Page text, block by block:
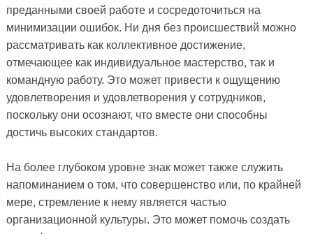
преданными своей работе и сосредоточиться на
минимизации ошибок. Ни дня без происшествий можно
рассматривать как коллективное достижение,
отмечающее как индивидуальное мастерство, так и
командную работу. Это может привести к ощущению
удовлетворения и удовлетворения у сотрудников,
поскольку они осознают, что вместе они способны
достичь высоких стандартов.
На более глубоком уровне знак может также служить
напоминанием о том, что совершенство или, по крайней
мере, стремление к нему является частью
организационной культуры. Это может помочь создать